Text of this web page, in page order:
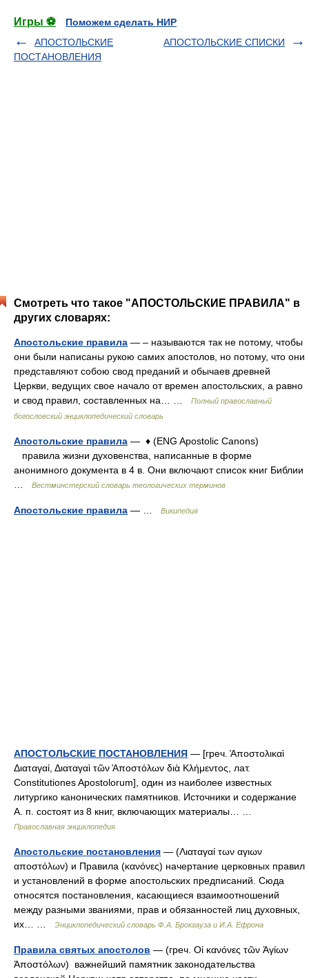
Игры ⚽
Поможем сделать НИР
АПОСТОЛЬСКИЕ
ПОСТАНОВЛЕНИЯ
АПОСТОЛЬСКИЕ СПИСКИ
Смотреть что такое "АПОСТОЛЬСКИЕ ПРАВИЛА" в
других словарях:
Апостольские правила — – называются так не потому, чтобы
они были написаны рукою самих апостолов, но потому, что они
представляют собою свод преданий и обычаев древней
Церкви, ведущих свое начало от времен апостольских, а равно
и свод правил, составленных на… …
Полный православный
богословский энциклопедический словарь
Апостольские правила — ♦ (ENG Apostolic Canons)
правила жизни духовенства, написанные в форме
анонимного документа в 4 в. Они включают список книг Библии
Вестминстерский словарь теологических терминов
Апостольские правила — … Википедия
АПОСТОЛЬСКИЕ ПОСТАНОВЛЕНИЯ — [греч. ̓Αποστολικαὶ
Διαταγαί, Διαταγαὶ τῶν ̓Αποστόλων διὰ Κλήμεντος, лат.
Constitutiones Apostolorum], один из наиболее известных
литургико канонических памятников. Источники и содержание
А. п. состоят из 8 книг, включающих материалы… …
Православная энциклопедия
Апостольские постановления — (Λιαταγαί των αγιων
αποστόλων) и Правила (κανόνες) начертание церковных правил
и установлений в форме апостольских предписаний. Сюда
относятся постановления, касающиеся взаимоотношений
между разными званиями, прав и обязанностей лиц духовных,
их… …
Энциклопедический словарь Ф.А. Брокгауза и И.А. Ефрона
Правила святых апостолов — (греч. Οἱ κανόνες τῶν Ἁγίων
Ἀποστόλων) важнейший памятник законодательства